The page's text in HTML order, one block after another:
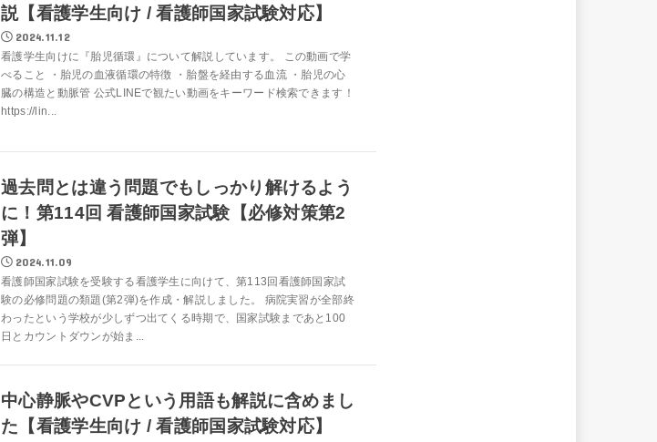
説【看護学生向け / 看護師国家試験対応】
2024.11.12
看護学生向けに『胎児循環』について解説しています。 この動画で学
べること ・胎児の血液循環の特徴 ・胎盤を経由する血流 ・胎児の心
臓の構造と動脈管 公式LINEで観たい動画をキーワード検索できます！
https://lin...
過去問とは違う問題でもしっかり解けるよう
に！第114回 看護師国家試験【必修対策第2
弾】
2024.11.09
看護師国家試験を受験する看護学生に向けて、第113回看護師国家試
験の必修問題の類題(第2弾)を作成・解説しました。 病院実習が全部終
わったという学校が少しずつ出てくる時期で、国家試験まであと100
日とカウントダウンが始ま...
中心静脈やCVPという用語も解説に含めまし
た【看護学生向け / 看護師国家試験対応】